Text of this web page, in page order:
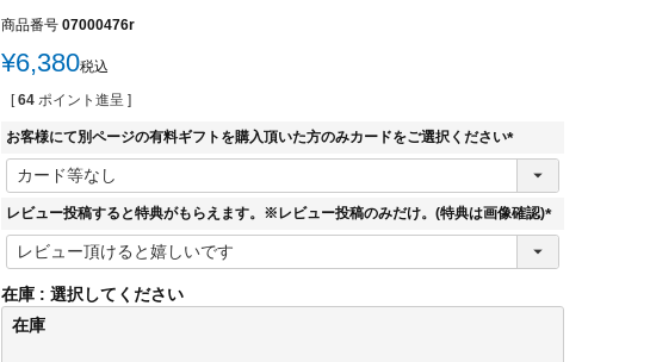
商品番号 07000476r
¥6,380税込
[ 64 ポイント進呈 ]
お客様にて別ページの有料ギフトを購入頂いた方のみカードをご選択ください
(
須
レビュー投稿すると特典がもらえます。※レビュー投稿のみだけ。(特典は画像確認)
(
)
在庫
選択してください
在庫